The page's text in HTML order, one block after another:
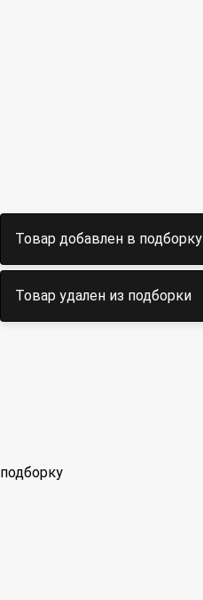
Товар добавлен в подборку
Товар удален из подборки
подборку